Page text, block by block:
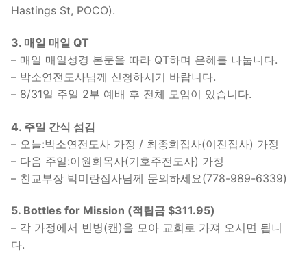
Hastings St, POCO).
3. 매일 매일 QT
– 매일 매일성경 본문을 따라 QT하며 은혜를 나눕니다.
– 박소연전도사님께 신청하시기 바랍니다.
– 8/31일 주일 2부 예배 후 전체 모임이 있습니다.
4. 주일 간식 섬김
– 오늘:박소연전도사 가정 / 최종희집사(이진집사) 가정
– 다음 주일:이원희목사(기호주전도사) 가정
– 친교부장 박미란집사님께 문의하세요(778-989-6339)
5. Bottles for Mission (적립금 $311.95)
– 각 가정에서 빈병(캔)을 모아 교회로 가져 오시면 됩니
다.